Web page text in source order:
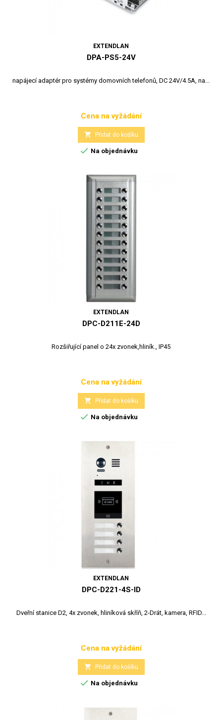
EXTENDLAN
DPA-PS5-24V
napájecí adaptér pro systémy domovních telefonů, DC 24V/4.5A, na...
Cena
Cena na vyžádání
 Přidat do košíku
 Na objednávku
EXTENDLAN
DPC-D211E-24D
Rozšiřující panel o 24x zvonek,hliník., IP45
Cena
Cena na vyžádání
 Přidat do košíku
 Na objednávku
EXTENDLAN
DPC-D221-4S-ID
Dveřní stanice D2, 4x zvonek, hliníková skříň, 2-Drát, kamera, RFID...
Cena
Cena na vyžádání
 Přidat do košíku
 Na objednávku